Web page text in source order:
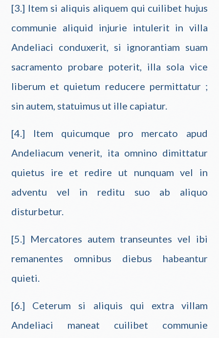
[3.] Item si aliquis aliquem qui cuilibet hujus
communie aliquid injurie intulerit in villa
Andeliaci conduxerit, si ignorantiam suam
sacramento probare poterit, illa sola vice
liberum et quietum reducere permittatur ;
sin autem, statuimus ut ille capiatur.
[4.] Item quicumque pro mercato apud
Andeliacum venerit, ita omnino dimittatur
quietus ire et redire ut nunquam vel in
adventu vel in reditu suo ab aliquo
disturbetur.
[5.] Mercatores autem transeuntes vel ibi
remanentes omnibus diebus habeantur
quieti.
[6.] Ceterum si aliquis qui extra villam
Andeliaci maneat cuilibet communie